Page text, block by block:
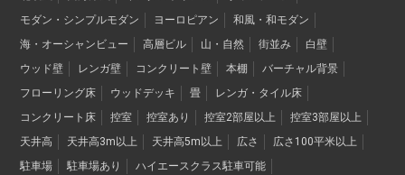
モダン・シンプルモダン
ヨーロピアン
和風・和モダン
海・オーシャンビュー
高層ビル 山・自然 街並み
白壁
ウッド壁
レンガ壁 コンクリート壁 本棚
バーチャル背景
フローリング床
ウッドデッキ 畳
レンガ・タイル床
コンクリート床
控室 控室あり 控室2部屋以上
控室3部屋以上
天井高
天井高3m以上 天井高5m以上 広さ
広さ100平米以上
駐車場
駐車場あり
ハイエースクラス駐車可能